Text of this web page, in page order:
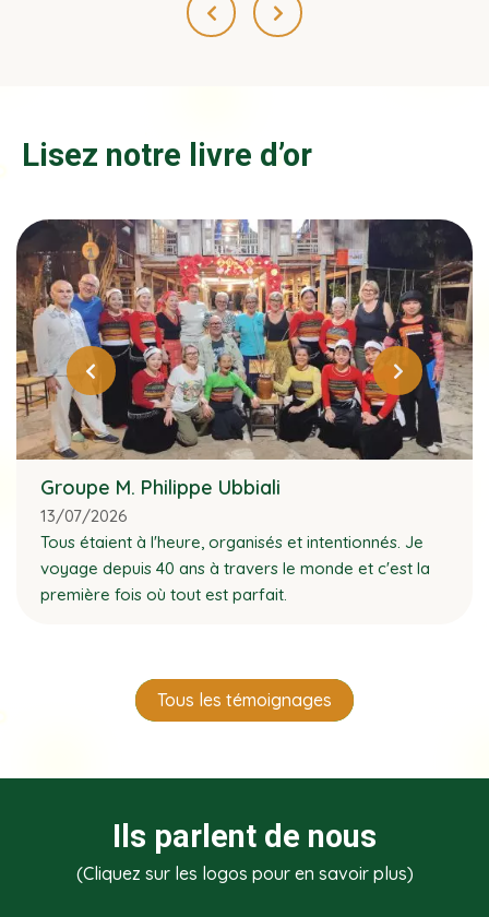
Lisez notre livre d’or
Groupe M. Philippe Ubbiali
13/07/2026
Tous étaient à l'heure, organisés et intentionnés. Je
voyage depuis 40 ans à travers le monde et c'est la
première fois où tout est parfait.
Tous les témoignages
Ils parlent de nous
(Cliquez sur les logos pour en savoir plus)